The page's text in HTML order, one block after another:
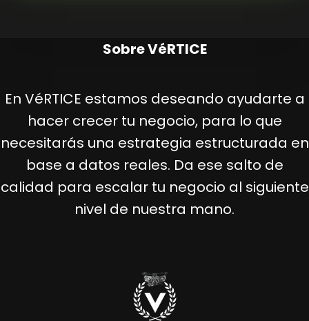
Sobre VéRTICE
En VéRTICE estamos deseando ayudarte a
hacer crecer tu negocio, para lo que
necesitarás una estrategia estructurada en
base a datos reales. Da ese salto de
calidad para escalar tu negocio al siguiente
nivel de nuestra mano.